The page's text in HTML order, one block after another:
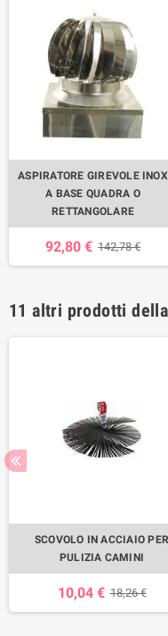
ASPIRATORE GIREVOLE INOX
A BASE QUADRA O
RETTANGOLARE
92,80 € 142,78 €
11 altri prodotti
SCOVOLO IN ACCIAIO PER
PULIZIA CAMINI
10,04 € 18,26 €